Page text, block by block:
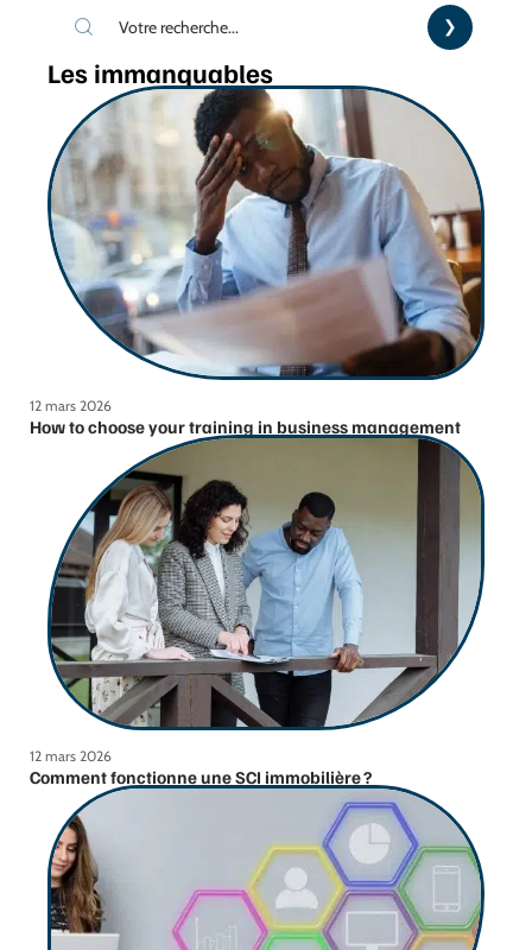
Les immanquables
12 mars 2026
How to choose your training in business management
12 mars 2026
Comment fonctionne une SCI immobilière ?